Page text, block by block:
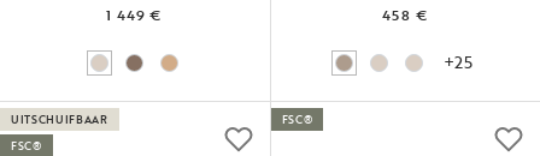
1 449 € 458 €
+25
UITSCHUIFBAAR
FSC®
FSC®